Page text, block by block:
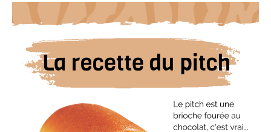
« bénéfices
clients »